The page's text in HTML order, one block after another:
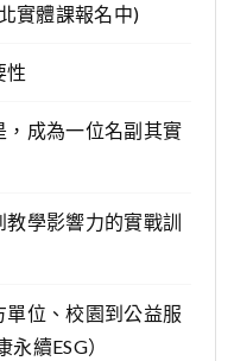
實體課報名中)
性
成為一位名副其實
學影響力的實戰訓
位、校園到公益服
續ESG）